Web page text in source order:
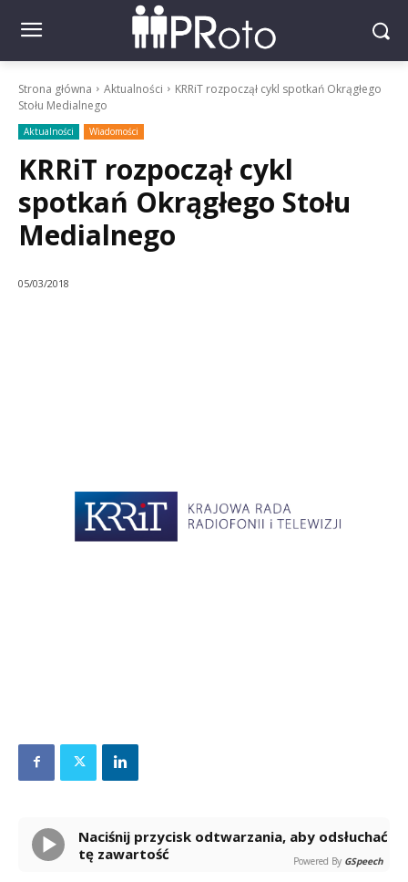
Strona główna Aktualności
KRRiT rozpoczął cykl spotkań Okrągłego
Stołu Medialnego
Aktualności Wiadomości
KRRiT rozpoczął cykl
spotkań Okrągłego Stołu
Medialnego
05/03/2018
Naciśnij przycisk odtwarzania, aby odsłuchać
tę zawartość
Powered By GSpeech